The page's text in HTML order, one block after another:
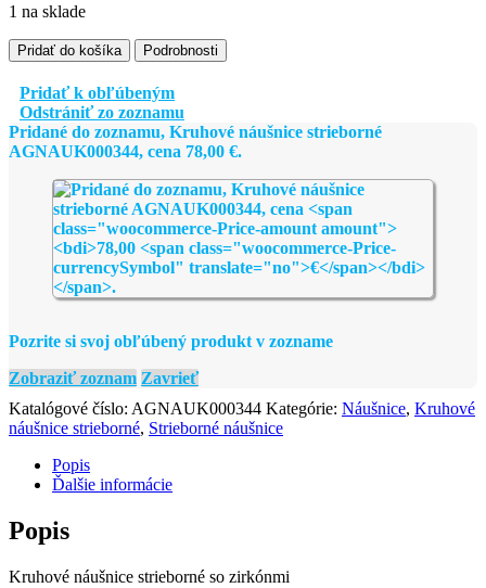
1 na sklade
množstvo
Kruhové
náušnice
strieborné
AGNAUK000344
Pridať do košíka Podrobnosti
Pridať k obľúbeným
Odstrániť zo zoznamu
Pridané do zoznamu, Kruhové náušnice strieborné
AGNAUK000344, cena 78,00 €.
Pozrite si svoj obľúbený produkt v zozname
Zobraziť zoznam Zavrieť
Katalógové číslo: AGNAUK000344 Kategórie: Náušnice, Kruhové
náušnice strieborné, Strieborné náušnice
Popis
Ďalšie informácie
Popis
Kruhové náušnice strieborné so zirkónmi